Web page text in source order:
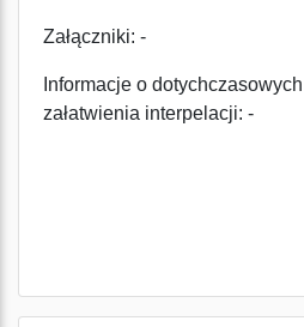
Załączniki: -
Informacje o
załatwienia interpelacji: -